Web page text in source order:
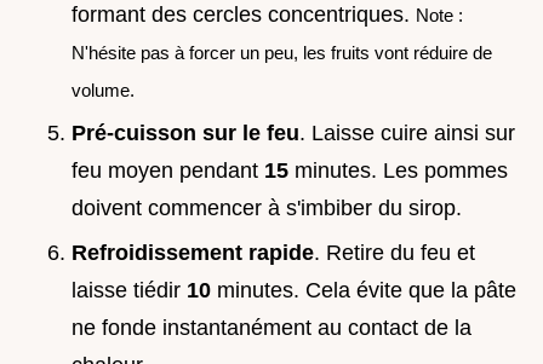
formant des cercles concentriques. Note :
N'hésite pas à forcer un peu, les fruits vont réduire de
volume.
Pré-cuisson sur le feu. Laisse cuire ainsi sur
feu moyen pendant 15 minutes. Les pommes
doivent commencer à s'imbiber du sirop.
Refroidissement rapide. Retire du feu et
laisse tiédir 10 minutes. Cela évite que la pâte
ne fonde instantanément au contact de la